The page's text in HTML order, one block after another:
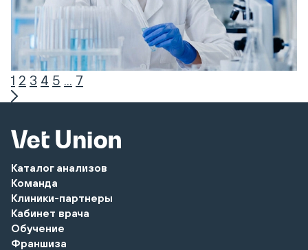
1 2 3 4 5 ... 7
Каталог анализов
Команда
Клиники-партнеры
Кабинет врача
Обучение
Франшиза